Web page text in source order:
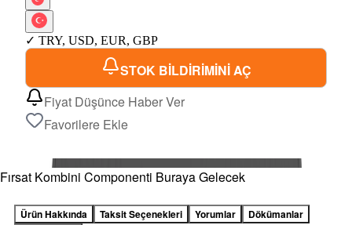
✓ TRY, USD, EUR, GBP
STOK BİLDİRİMİNİ AÇ
Fiyat Düşünce Haber Ver
Favorilere Ekle
Fırsat Kombini Componenti Buraya Gelecek
Ürün Hakkında Taksit Seçenekleri Yorumlar
Dökümanlar